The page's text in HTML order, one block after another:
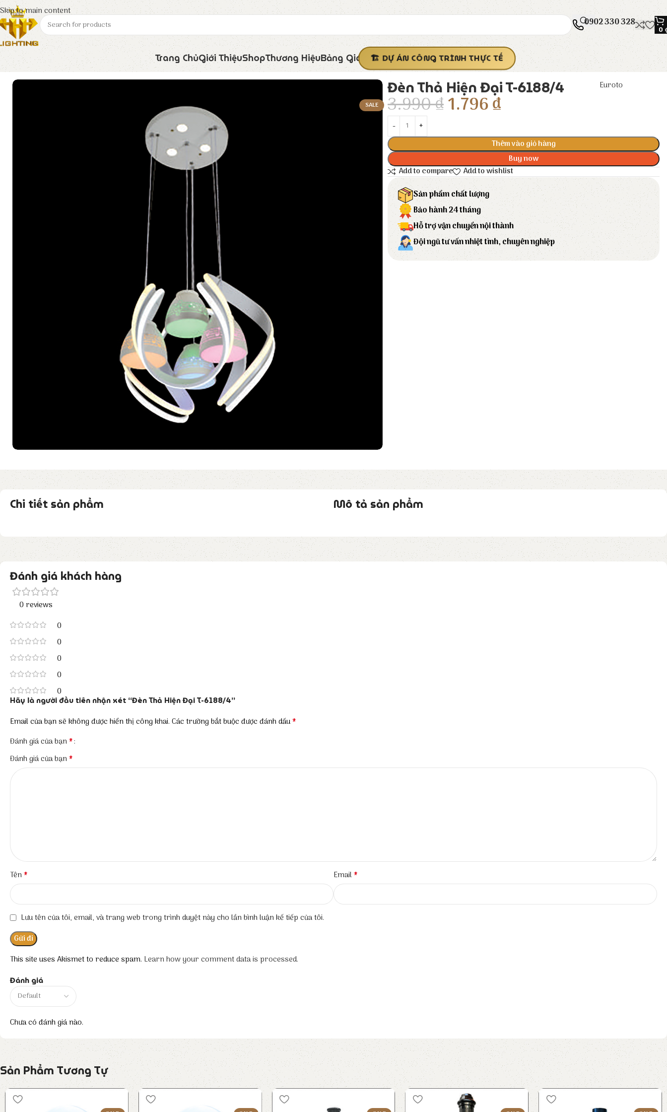
Skip to main content
0902 330 328
0
Trang ChủGiới ThiệuShopThương HiệuBảng Giá DỰ ÁN CÔNG TRÌNH THỰC TẾ
Trang chủ Euroto Đèn Trang Trí Đèn Thả Hiện Đại T-6188/4
SALE
Đèn Thả Hiện Đại T-6188/4 Euroto
3.990₫1.796₫
Thêm vào giỏ hàng
Buy now
Add to compare
Add to wishlist
Sản phẩm chất lượng
Bảo hành 24 tháng
Hỗ trợ vận chuyển nội thành
Đội ngũ tư vấn nhiệt tình, chuyên nghiệp
Chi tiết sản phẩm Mô tả sản phẩm
Đánh giá khách hàng
0 reviews
0
0
0
0
0
Đánh giá
Chưa có đánh giá nào.
Hãy là người đầu tiên nhận xét “Đèn Thả Hiện Đại T-6188/4”
Email của bạn sẽ không được hiển thị công khai. Các trường bắt buộc được đánh dấu*
Đánh giá của bạn*
Đánh giá của bạn*
Tên* Email*
Lưu tên của tôi, email, và trang web trong trình duyệt này cho lần bình luận kế tiếp của tôi.
This site uses Akismet to reduce spam. Learn how your comment data is processed.
Sản Phẩm Tương Tự